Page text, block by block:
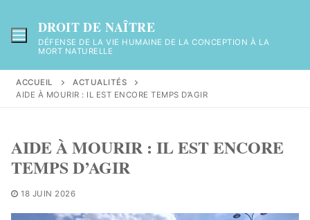
au
contenu
DROIT DE NAÎTRE
DÉFENSE DE LA VIE HUMAINE DE LA CONCEPTION À LA
MORT NATURELLE
ACCUEIL
ACTUALITÉS
AIDE À MOURIR : IL EST ENCORE TEMPS D’AGIR
AIDE À MOURIR : IL EST ENCORE
TEMPS D’AGIR
18 JUIN 2026